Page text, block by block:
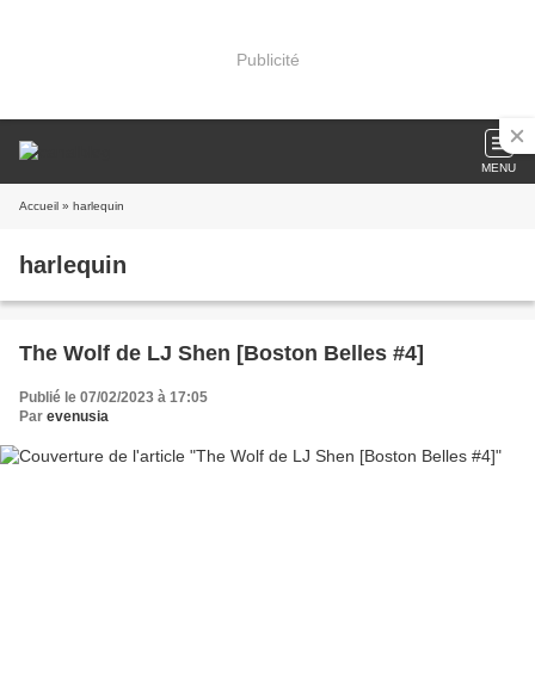
Publicité
MENU
Accueil » harlequin
harlequin
The Wolf de LJ Shen [Boston Belles #4]
Publié le 07/02/2023 à 17:05
Par evenusia